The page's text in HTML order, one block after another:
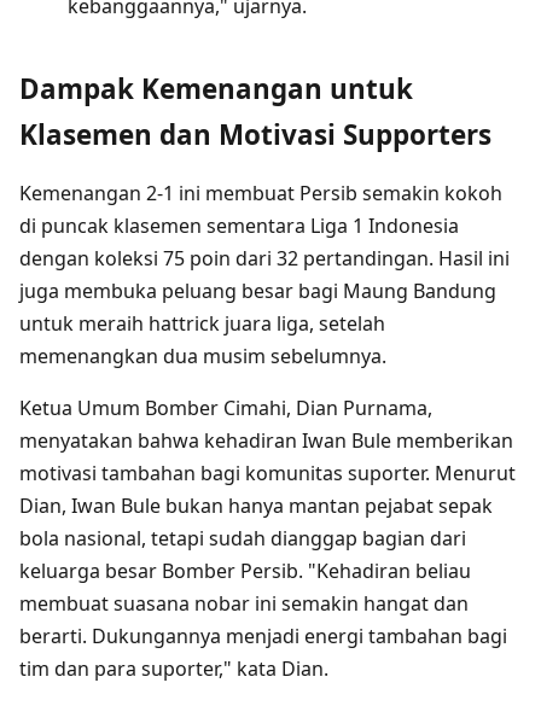
kebanggaannya," ujarnya.
Dampak Kemenangan untuk
Klasemen dan Motivasi Supporters
Kemenangan 2-1 ini membuat Persib semakin kokoh
di puncak klasemen sementara Liga 1 Indonesia
dengan koleksi 75 poin dari 32 pertandingan. Hasil ini
juga membuka peluang besar bagi Maung Bandung
untuk meraih hattrick juara liga, setelah
memenangkan dua musim sebelumnya.
Ketua Umum Bomber Cimahi, Dian Purnama,
menyatakan bahwa kehadiran Iwan Bule memberikan
motivasi tambahan bagi komunitas suporter. Menurut
Dian, Iwan Bule bukan hanya mantan pejabat sepak
bola nasional, tetapi sudah dianggap bagian dari
keluarga besar Bomber Persib. "Kehadiran beliau
membuat suasana nobar ini semakin hangat dan
berarti. Dukungannya menjadi energi tambahan bagi
tim dan para suporter," kata Dian.